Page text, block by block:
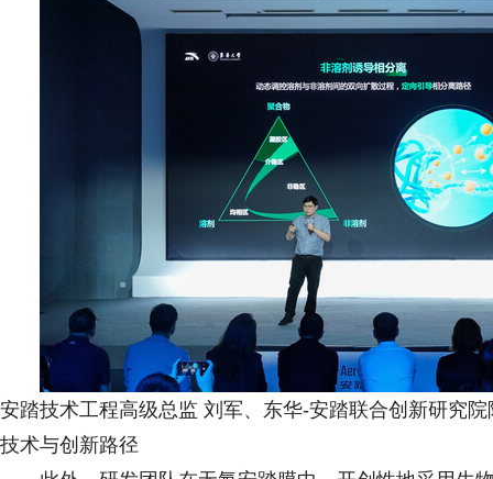
安踏技术工程高级总监 刘军、东华-安踏联合创新研究
技术与创新路径